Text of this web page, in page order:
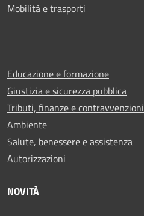
Mobilità e trasporti
Educazione e formazione
Giustizia e sicurezza pubblica
Tributi, finanze e contravvenzioni
Ambiente
Salute, benessere e assistenza
Autorizzazioni
NOVITÀ